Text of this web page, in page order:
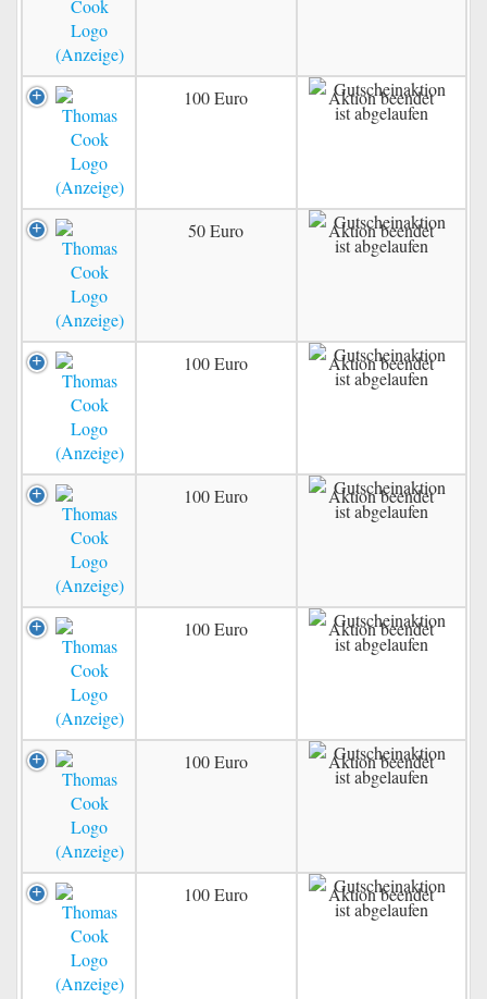
100 Euro Aktion beendet
50 Euro Aktion beendet
100 Euro Aktion beendet
100 Euro Aktion beendet
100 Euro Aktion beendet
100 Euro Aktion beendet
100 Euro Aktion beendet